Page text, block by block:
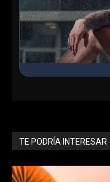
Entrar ahora
TE PODRÍA INTERESAR